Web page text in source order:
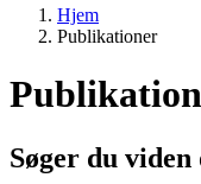
Hjem
Publikationer
Søger du viden